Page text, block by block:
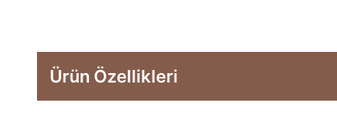
Ürün Özellikleri